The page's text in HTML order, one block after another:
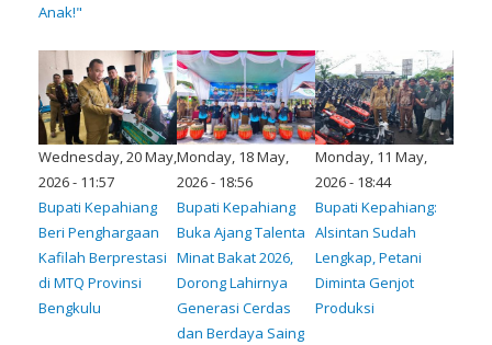
Anak!"
Wednesday, 20 May,
2026 - 11:57
Bupati Kepahiang
Beri Penghargaan
Kafilah Berprestasi
di MTQ Provinsi
Bengkulu
Monday, 18 May,
2026 - 18:56
Bupati Kepahiang
Buka Ajang Talenta
Minat Bakat 2026,
Dorong Lahirnya
Generasi Cerdas
dan Berdaya Saing
Monday, 11 May,
2026 - 18:44
Bupati Kepahiang:
Alsintan Sudah
Lengkap, Petani
Diminta Genjot
Produksi